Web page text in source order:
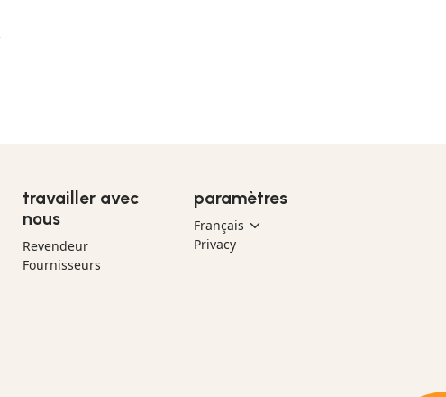
travailler avec
nous
Revendeur
Fournisseurs
paramètres
Privacy